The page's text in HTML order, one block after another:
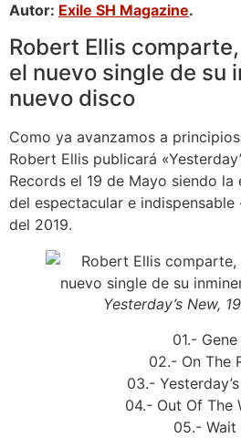
Autor: Exile SH Magazine.
Robert Ellis
el nuevo single de su
nuevo disco
Como ya avanzamos a
Robert Ellis publicará
Records el 19 de Mayo siendo
del espectacular e indispensable
del 2019.
Yesterday’s New,
01.- Gene
02.- On The
03.-
04.- Out Of The
05.- Wait